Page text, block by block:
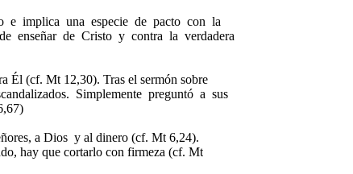
e implica una especie de pacto con la
enseñar de Cristo y contra la verdadera
Él (cf. Mt 12,30). Tras el sermón sobre
Simplemente preguntó a sus
a Dios y al dinero (cf. Mt 6,24).
hay que cortarlo con firmeza (cf. Mt